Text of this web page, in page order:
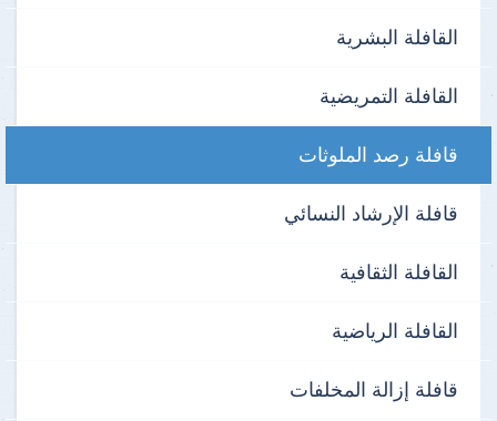
القافلة البشرية
القافلة التمريضية
قافلة رصد الملوثات
قافلة الإرشاد النسائي
القافلة الثقافية
القافلة الرياضية
قافلة إزالة المخلفات